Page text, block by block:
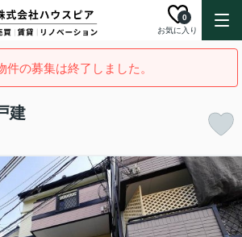
お気に入り
0
件の募集は終了しました。
建